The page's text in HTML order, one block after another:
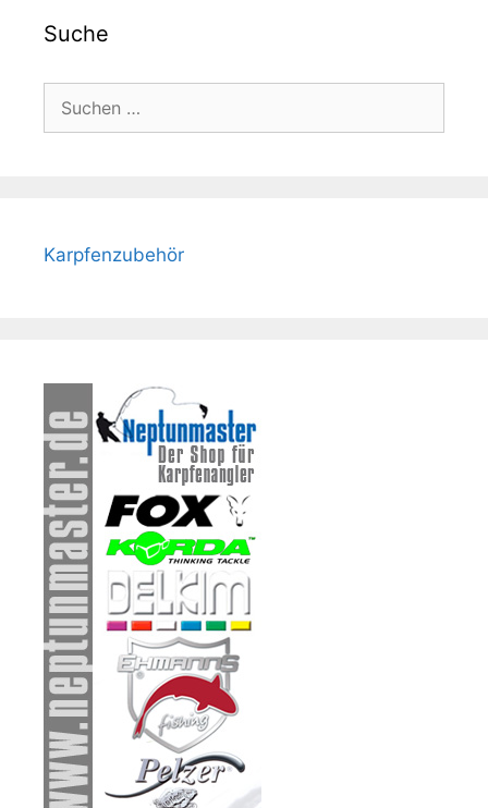
Suche
Karpfenzubehör